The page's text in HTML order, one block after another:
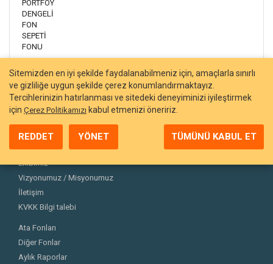
PORTFÖY
DENGELİ
FON
SEPETİ
FONU
Hakkımızda
Ekibimiz
Vizyonumuz / Misyonumuz
İletişim
KVKK Bilgi talebi
Ata Fonları
Diğer Fonlar
Aylık Raporlar
Sitemizden en iyi şekilde faydalanabilmeniz için, amaçlarla sınırlı
ve gizliliğe uygun şekilde çerez konumlandırmaktayız.
Tercihlerinizin hatırlanması ve sitedeki deneyiminizi iyileştirmek
için Çerez Politikamızı kabul etmenizi öneririz.
REDDET YÖNET TÜMÜNÜ KABUL ET